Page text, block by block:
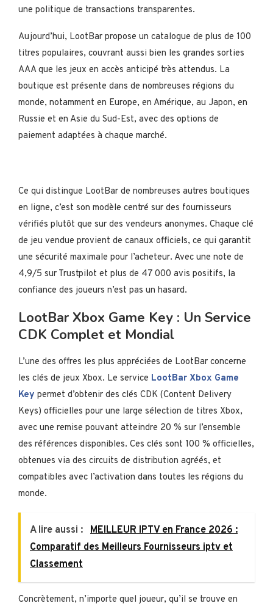
une politique de transactions transparentes.
Aujourd’hui, LootBar propose un catalogue de plus de 100
titres populaires, couvrant aussi bien les grandes sorties
AAA que les jeux en accès anticipé très attendus. La
boutique est présente dans de nombreuses régions du
monde, notamment en Europe, en Amérique, au Japon, en
Russie et en Asie du Sud-Est, avec des options de
paiement adaptées à chaque marché.
Ce qui distingue LootBar de nombreuses autres boutiques
en ligne, c’est son modèle centré sur des fournisseurs
vérifiés plutôt que sur des vendeurs anonymes. Chaque clé
de jeu vendue provient de canaux officiels, ce qui garantit
une sécurité maximale pour l’acheteur. Avec une note de
4,9/5 sur Trustpilot et plus de 47 000 avis positifs, la
confiance des joueurs n’est pas un hasard.
LootBar Xbox Game Key : Un Service
CDK Complet et Mondial
L’une des offres les plus appréciées de LootBar concerne
les clés de jeux Xbox. Le service LootBar Xbox Game
Key permet d’obtenir des clés CDK (Content Delivery
Keys) officielles pour une large sélection de titres Xbox,
avec une remise pouvant atteindre 20 % sur l’ensemble
des références disponibles. Ces clés sont 100 % officielles,
obtenues via des circuits de distribution agréés, et
compatibles avec l’activation dans toutes les régions du
monde.
A lire aussi :
MEILLEUR IPTV en France 2026 :
Comparatif des Meilleurs Fournisseurs iptv et
Classement
Concrètement, n’importe quel joueur, qu’il se trouve en